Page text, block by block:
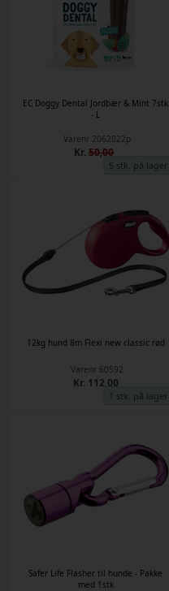
5 stk. på lager
EC Doggy Dental Jordbær & Mint 7stk
- L
Varenr 2062022p
Kr.50,00
1 stk. på lager
12kg hund 8m Flexi new classic rød
Varenr 60592
Kr. 112,00
Safer Life Flasher til hunde - Pakke
med 1stk